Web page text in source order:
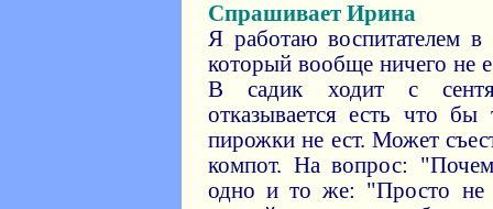
Спрашивает Ирина
Я работаю воспитателем
который вообще ничего не
В садик ходит с
отказывается есть что
пирожки не ест. Может
компот. На вопрос:
одно и то же: "Просто не